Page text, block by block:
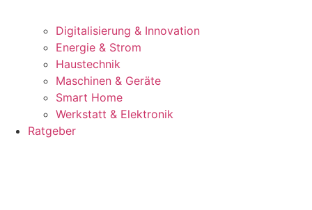
Digitalisierung & Innovation
Energie & Strom
Haustechnik
Maschinen & Geräte
Smart Home
Werkstatt & Elektronik
Ratgeber